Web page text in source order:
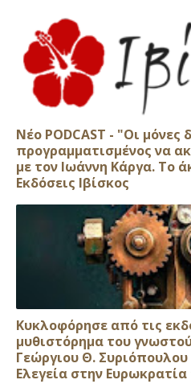
Νέο PODCAST - "Οι μόνες
προγραμματισμένος να
με τον Ιωάννη Κάργα. Το
Εκδόσεις Ιβίσκος
Κυκλοφόρησε από τις
μυθιστόρημα του
Γεώργιου Θ. Συριόπουλου
Ελεγεία στην